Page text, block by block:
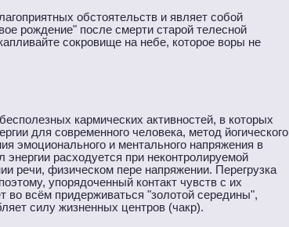
обстоятельств и являет собой
рождение" после смерти старой телесной
сокровище на небе, которое воры не
кармических активностей, в которых
для современного человека, метод йогического
эмоционального и ментального напряжения в
расходуется при неконтролируемой
речи, физическом пере напряжении. Перегрузка
упорядоченный контакт чувств с их
всём придерживаться "золотой середины",
силу жизненных центров (чакр).